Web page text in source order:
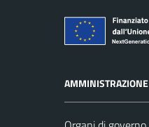
AMMINISTRAZIONE